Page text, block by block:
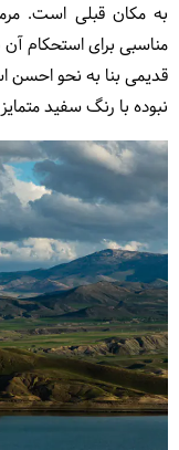
به مکان قبلی است.
مناسبی برای استحکام
قدیمی بنا به نحو احسن
نبوده با رنگ سفید